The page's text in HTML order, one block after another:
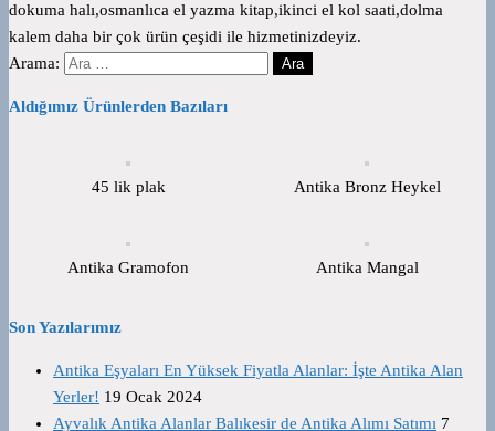
dokuma halı,osmanlıca el yazma kitap,ikinci el kol saati,dolma
kalem daha bir çok ürün çeşidi ile hizmetinizdeyiz.
Arama:
Aldığımız Ürünlerden Bazıları
45 lik plak Antika Bronz Heykel
Antika Gramofon Antika Mangal
Son Yazılarımız
Antika Eşyaları En Yüksek Fiyatla Alanlar: İşte Antika Alan
Yerler! 19 Ocak 2024
Ayvalık Antika Alanlar Balıkesir de Antika Alımı Satımı 7